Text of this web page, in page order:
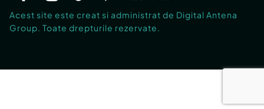
Acest site este creat si administrat de Digital Antena
Group. Toate drepturile rezervate.